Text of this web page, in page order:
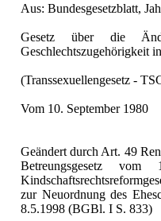
Aus: Bundesgesetzblatt,
Gesetz über die
Geschlechtszugehörigkeit
(Transsexuellengesetz -
Vom 10. September 1980
Geändert durch Art. 49
Betreungsgesetz
zur Neuordnung des
8.5.1998 (BGBl. I S. 833)